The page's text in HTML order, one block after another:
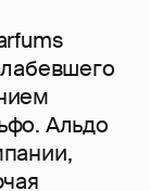
Альдо